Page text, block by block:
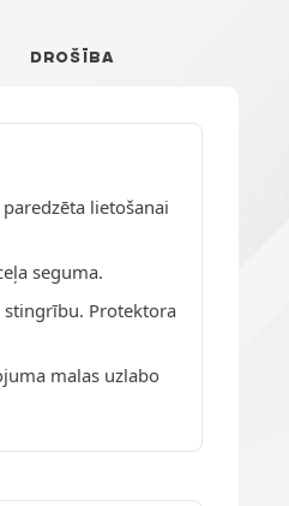
DROŠĪBA
lietošanai
seguma.
Protektora
malas uzlabo